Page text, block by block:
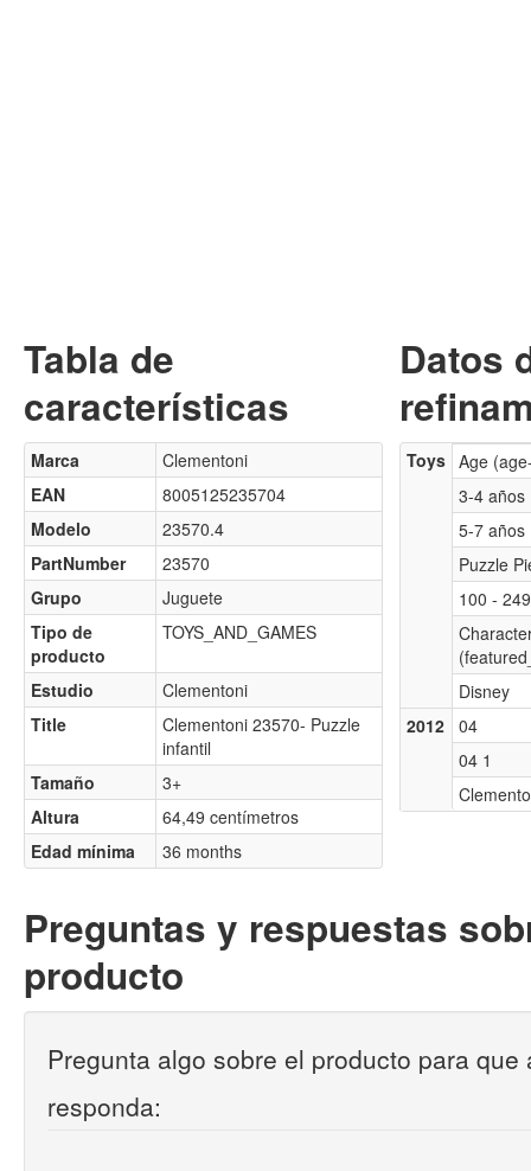
Tabla de
características
Marca
Clementoni
EAN
8005125235704
Modelo
23570.4
PartNumber
23570
Grupo
Juguete
Tipo de
producto
TOYS_AND_GAMES
Estudio
Clementoni
Title
Clementoni 23570- Puzzle
infantil
Tamaño
3+
Altura
64,49 centímetros
Edad mínima
36 months
Datos
Toys Age
3-4 años
5-7 años
Puzzle
100 -
Disney
2012
04
04 1
Preguntas y respuestas
producto
Pregunta algo sobre el producto para que
responda: